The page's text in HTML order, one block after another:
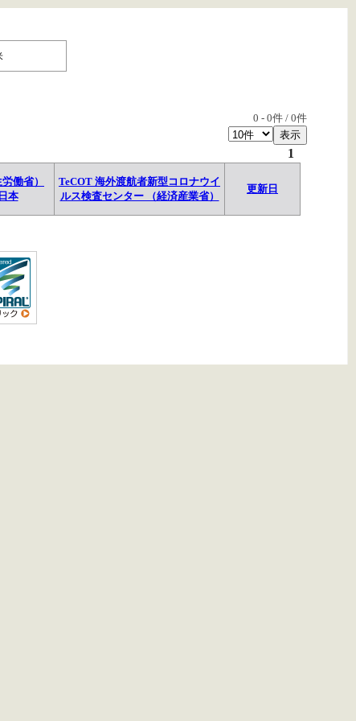
0 - 0件 / 0件
1
働省）
本
TeCOT 海外渡航者新型コロナウイ
ルス検査センター （経済産業省）
更新日